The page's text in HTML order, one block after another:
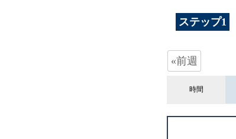
ステップ1
«前週
時間